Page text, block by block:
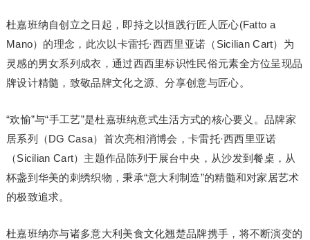
杜嘉班纳自创立之日起，即持之以恒践行匠人匠心(Fatto a
Mano）的理念，此次以卡雷托·西西里亚诺（Sicilian Cart）为
灵感的男女系列成衣，通过西西里标识性民俗元素全方位呈现品
牌设计精髓，致敬品牌文化之源、分享创意与匠心。
“欢愉”与“手工艺”是杜嘉班纳意式生活方式的核心要义。品牌家
居系列（DG Casa）首次亮相消博会，卡雷托·西西里亚诺
（Sicilian Cart）主题作品陈列于展台中央，从沙发到餐桌，从
杯盏到华美的刺绣织物，秉承“意大利制造”的精髓和对家居艺术
的极致追求。
杜嘉班纳亦与诸多意大利美食文化翘楚品牌携手，将不断演变的